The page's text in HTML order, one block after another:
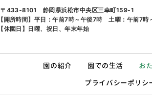
〒433-8101 静岡県浜松市中央区三幸町159-1
【開所時間】平日：午前7時～午後7時 土曜：午前7時
【休園日】日曜、祝日、年末年始
園の紹介 園での生活 お
プライバシーポリシ